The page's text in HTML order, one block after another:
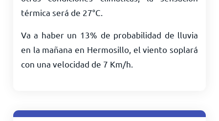
térmica será de 27°C
Va a haber un 13% de probabilidad de lluvia
en la mañana en Hermosillo, el viento soplará
con una velocidad de 7 Km/h